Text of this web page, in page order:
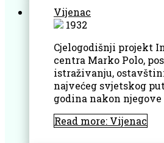
Vijenac
1932
Cjelogodišnji projekt
centra Marko Polo,
istraživanju,
najvećeg svjetskog
godina nakon
Read more: Vijenac